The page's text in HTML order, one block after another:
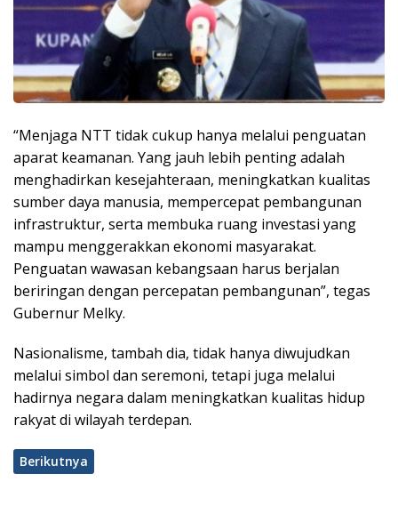
“Menjaga NTT tidak cukup hanya melalui penguatan
aparat keamanan. Yang jauh lebih penting adalah
menghadirkan kesejahteraan, meningkatkan kualitas
sumber daya manusia, mempercepat pembangunan
infrastruktur, serta membuka ruang investasi yang
mampu menggerakkan ekonomi masyarakat.
Penguatan wawasan kebangsaan harus berjalan
beriringan dengan percepatan pembangunan”, tegas
Gubernur Melky.
Nasionalisme, tambah dia, tidak hanya diwujudkan
melalui simbol dan seremoni, tetapi juga melalui
hadirnya negara dalam meningkatkan kualitas hidup
rakyat di wilayah terdepan.
Berikutnya